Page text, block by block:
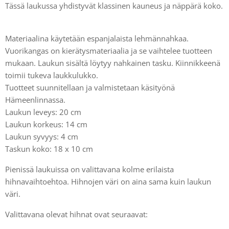
Tässä laukussa yhdistyvät klassinen kauneus ja näppärä koko.
Materiaalina käytetään espanjalaista lehmännahkaa.
Vuorikangas on kierätysmateriaalia ja se vaihtelee tuotteen
mukaan. Laukun sisältä löytyy nahkainen tasku. Kiinnikkeenä
toimii tukeva laukkulukko.
Tuotteet suunnitellaan ja valmistetaan käsityönä
Hämeenlinnassa.
Laukun leveys: 20 cm
Laukun korkeus: 14 cm
Laukun syvyys: 4 cm
Taskun koko: 18 x 10 cm
Pienissä laukuissa on valittavana kolme erilaista
hihnavaihtoehtoa. Hihnojen väri on aina sama kuin laukun
väri.
Valittavana olevat hihnat ovat seuraavat: